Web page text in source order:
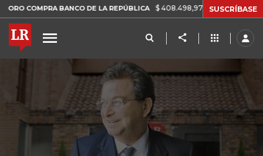
BANCO DE LA REPÚBLICA $ 408.498,97 +$ 8.753,81 +2,19%
SUSCRÍBASE